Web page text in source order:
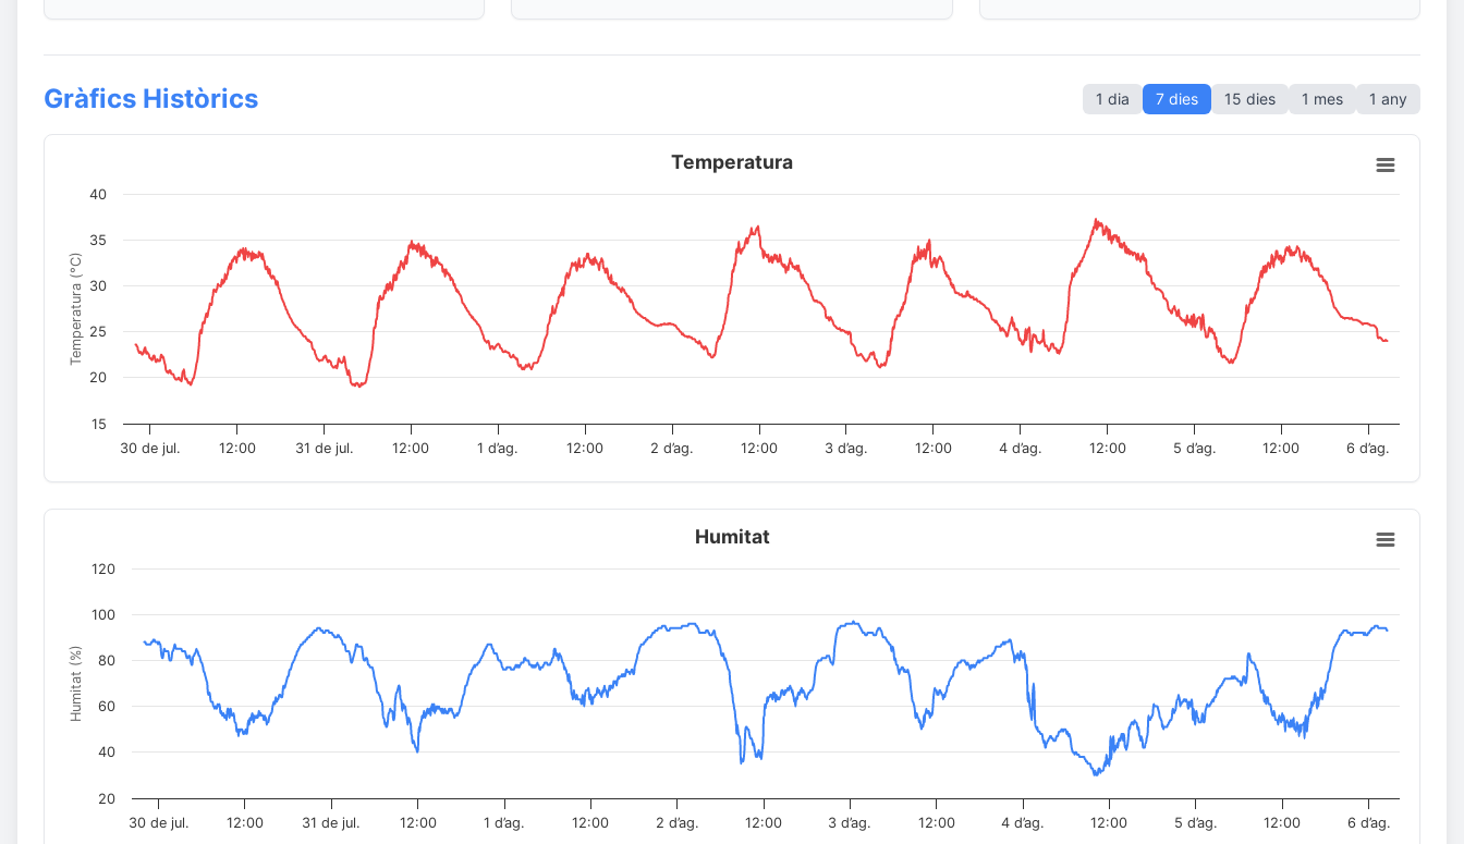
Gràfics Històrics 1 dia 7 dies 15 dies 1 mes 1 any
Temperatura (°C)
Temperatura
30 de jul. 12:00 31 de jul. 12:00 1 d’ag. 12:00 2 d’ag. 12:00 3 d’ag. 12:00 4 d’ag. 12:00 5 d’ag. 12:00 6 d’ag.
15
20
25
30
35
40
Humitat (%)
Humitat
30 de jul. 12:00 31 de jul. 12:00 1 d’ag. 12:00 2 d’ag. 12:00 3 d’ag. 12:00 4 d’ag. 12:00 5 d’ag. 12:00 6 d’ag.
20
40
60
80
100
120